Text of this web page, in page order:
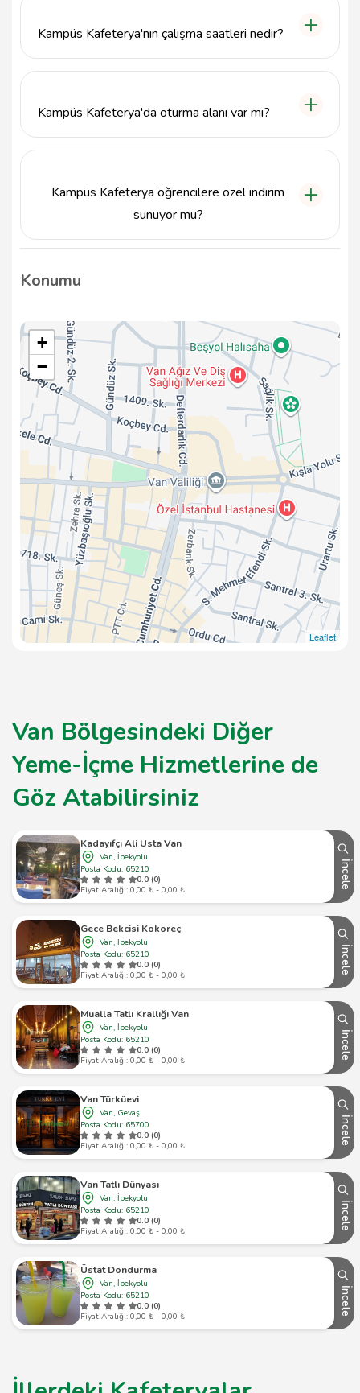
Kampüs Kafeterya'nın çalışma saatleri nedir?
Kampüs Kafeterya'da oturma alanı var mı?
Kampüs Kafeterya öğrencilere özel indirim
sunuyor mu?
Kampüs Kafeterya'nın öğrencilere özel indirimleri
geçmenizi tavsiye ederiz.
Konumu
+
−
Leaflet
Van Bölgesindeki Diğer
Yeme-İçme Hizmetlerine de
Göz Atabilirsiniz
Kadayıfçı Ali Usta Van
Van, İpekyolu
Posta Kodu: 65210
0.0 (0)
Fiyat Aralığı: 0,00 ₺ - 0,00 ₺
İncele
Gece Bekcisi Kokoreç
Van, İpekyolu
Posta Kodu: 65210
0.0 (0)
Fiyat Aralığı: 0,00 ₺ - 0,00 ₺
İncele
Mualla Tatlı Krallığı Van
Van, İpekyolu
Posta Kodu: 65210
0.0 (0)
Fiyat Aralığı: 0,00 ₺ - 0,00 ₺
İncele
Van Türküevi
Van, Gevaş
Posta Kodu: 65700
0.0 (0)
Fiyat Aralığı: 0,00 ₺ - 0,00 ₺
İncele
Van Tatlı Dünyası
Van, İpekyolu
Posta Kodu: 65210
0.0 (0)
Fiyat Aralığı: 0,00 ₺ - 0,00 ₺
İncele
Üstat Dondurma
Van, İpekyolu
Posta Kodu: 65210
0.0 (0)
Fiyat Aralığı: 0,00 ₺ - 0,00 ₺
İncele